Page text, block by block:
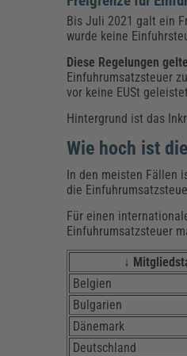
Bis Juli 2021 galt ein
wurde keine
Diese Regelungen
Einfuhrumsatzsteuer
vor keine EUSt
Hintergrund ist das
Wie hoch ist
In den meisten Fällen
die
Für einen
Einfuhrumsatzsteuer
↓
Belgien
Bulgarien
Dänemark
Deutschland